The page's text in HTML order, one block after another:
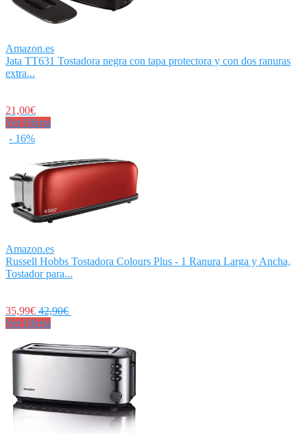
Amazon.es
Jata TT631 Tostadora negra con tapa protectora y con dos ranuras
extra...
21,00€
Ver Oferta
- 16%
Amazon.es
Russell Hobbs Tostadora Colours Plus - 1 Ranura Larga y Ancha,
Tostador para...
35,99€ 42,90€
Ver Oferta